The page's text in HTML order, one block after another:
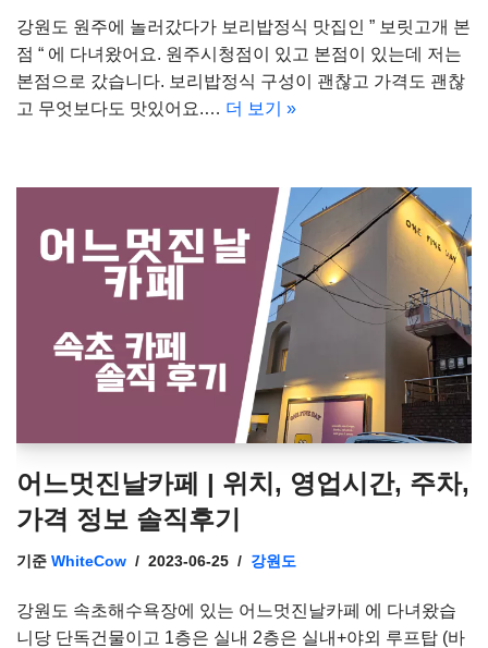
강원도 원주에 놀러갔다가 보리밥정식 맛집인 ” 보릿고개 본
점 “ 에 다녀왔어요. 원주시청점이 있고 본점이 있는데 저는
본점으로 갔습니다. 보리밥정식 구성이 괜찮고 가격도 괜찮
고 무엇보다도 맛있어요.… 더 보기 »
어느멋진날카페 | 위치, 영업시간, 주차,
가격 정보 솔직후기
기준 WhiteCow 2023-06-25 강원도
강원도 속초해수욕장에 있는 어느멋진날카페 에 다녀왔습
니당 단독건물이고 1층은 실내 2층은 실내+야외 루프탑 (바